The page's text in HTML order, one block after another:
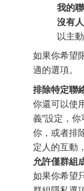
我的
沒有人
以主
如果你希望
適的選項。
排除特定聯
你還可以使
義”設定，
你，或者排
定人的互動
允許僅群組
如果你希望